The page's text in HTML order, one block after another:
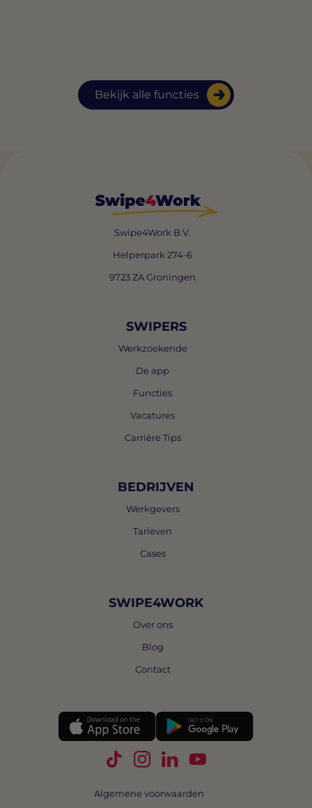
Bekijk alle functies
Swipe4Work B.V.
Helperpark 274-6
9723 ZA Groningen
SWIPERS
Werkzoekende
De app
Functies
Vacatures
Carrière Tips
BEDRIJVEN
Werkgevers
Tarieven
Cases
SWIPE4WORK
Over ons
Blog
Contact
Volg Swipe4Work op TikTok
Volg Swipe4Work op
Volg Swipe4Work op
Volg Swipe4Work
Algemene voorwaarden